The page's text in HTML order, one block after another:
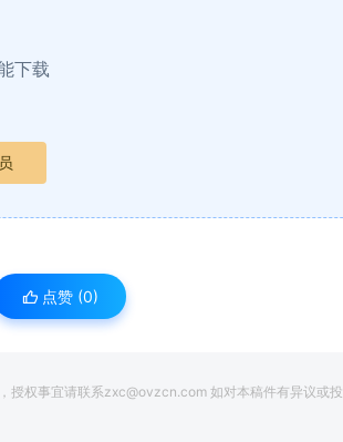
下载
点赞 (0)
授权事宜请联系zxc@ovzcn.com 如对本稿件有异议或投